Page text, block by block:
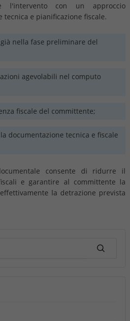
l'intervento con un approccio
e pianificazione fiscale.
nella fase preliminare del
agevolabili nel computo
fiscale del committente;
documentazione tecnica e fiscale
consente di ridurre il
e garantire al committente la
la detrazione prevista